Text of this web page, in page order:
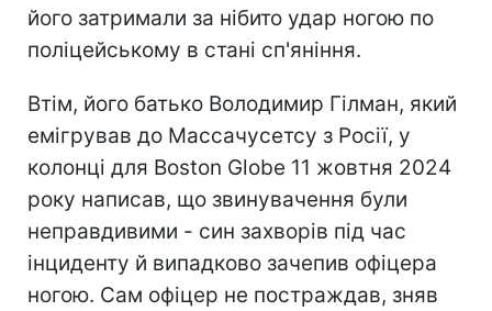
його затримали за нібито удар ногою по
поліцейському в стані сп'яніння.
Втім, його батько Володимир Гілман, який
емігрував до Массачусетсу з Росії, у
колонці для Boston Globe 11 жовтня 2024
року написав, що звинувачення були
неправдивими - син захворів під час
інциденту й випадково зачепив офіцера
ногою. Сам офіцер не постраждав, зняв